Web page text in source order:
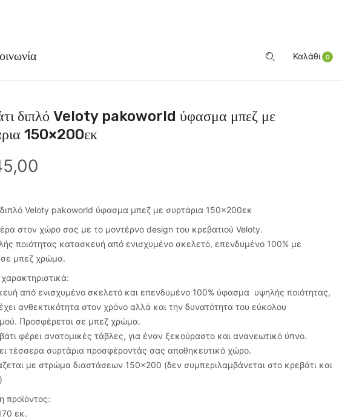
Καλάθι 0
διπλό Veloty pakoworld ύφασμα μπεζ με
150×200εκ
διπλό Veloty pakoworld ύφασμα μπεζ με συρτάρια 150×200εκ
στον χώρο σας με το μοντέρνο design του κρεβατιού Veloty.
ποιότητας κατασκευή από ενισχυμένο σκελετό, επενδυμένο 100% με
μπεζ χρώμα.
από ενισχυμένο σκελετό και επενδυμένο 100% ύφασμα υψηλής ποιότητας,
ανθεκτικότητα στον χρόνο αλλά και την δυνατότητα του εύκολου
Προσφέρεται σε μπεζ χρώμα.
φέρει ανατομικές τάβλες, για έναν ξεκούραστο και ανανεωτικό ύπνο.
τέσσερα συρτάρια προσφέροντάς σας αποθηκευτικό χώρο.
με στρώμα διαστάσεων 150×200 (δεν συμπεριλαμβάνεται στο κρεβάτι και
προϊόντος:
εκ.